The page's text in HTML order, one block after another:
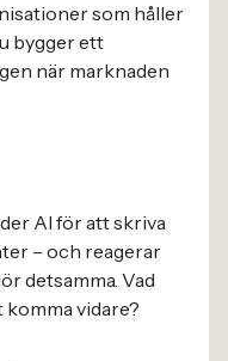
som håller
bygger ett
när marknaden
AI för att skriva
– och reagerar
detsamma. Vad
vidare?